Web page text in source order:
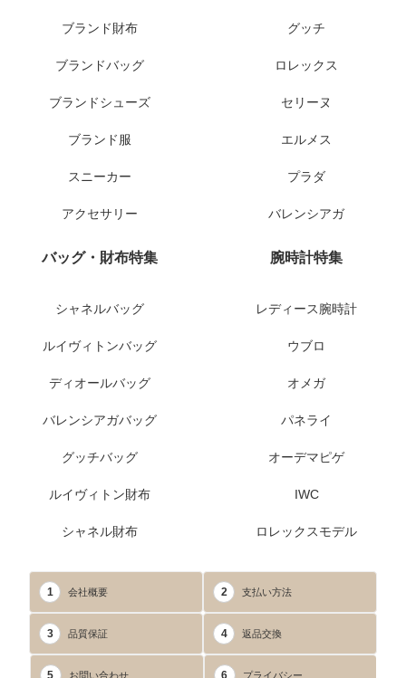
ブランド財布
ブランドバッグ
ブランドシューズ
ブランド服
スニーカー
アクセサリー
グッチ
ロレックス
セリーヌ
エルメス
プラダ
バレンシアガ
バッグ・財布特集
シャネルバッグ
ルイヴィトンバッグ
ディオールバッグ
バレンシアガバッグ
グッチバッグ
ルイヴィトン財布
シャネル財布
腕時計特集
レディース腕時計
ウブロ
オメガ
パネライ
オーデマピゲ
IWC
ロレックスモデル
1 会社概要 2 支払い方法
3 品質保証 4 返品交換
お問い合わせ プライバシー